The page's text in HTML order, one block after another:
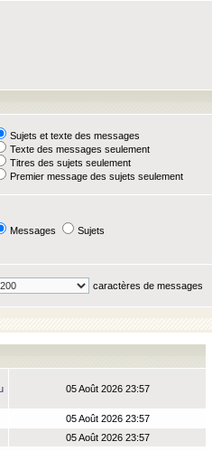
Sujets et texte des messages
Texte des messages seulement
Titres des sujets seulement
Premier message des sujets seulement
Messages Sujets
caractères de messages
05 Août 2026 23:57
05 Août 2026 23:57
05 Août 2026 23:57